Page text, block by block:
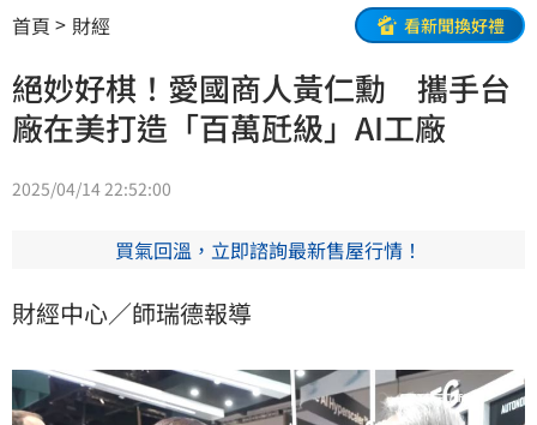
首頁 財經 看新聞換好禮
絕妙好棋！愛國商人黃仁勳 攜手台
廠在美打造「百萬瓩級」AI工廠
2025/04/14 22:52:00
買氣回溫，立即諮詢最新售屋行情！
財經中心／師瑞德報導